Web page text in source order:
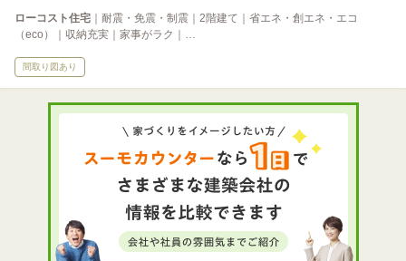
ローコスト住宅 ｜耐震・免震・制震｜2階建て｜省エネ・創エネ・エコ
（eco）｜収納充実｜家事がラク｜…
間取り図あり